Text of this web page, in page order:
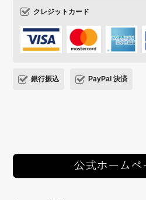
クレジットカード
銀行振込 PayPal 決済